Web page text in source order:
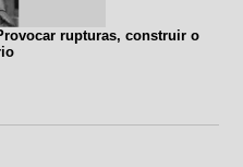
rupturas, construir o